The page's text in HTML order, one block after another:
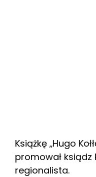
Książkę „Hugo
promował ksiądz
regionalista.